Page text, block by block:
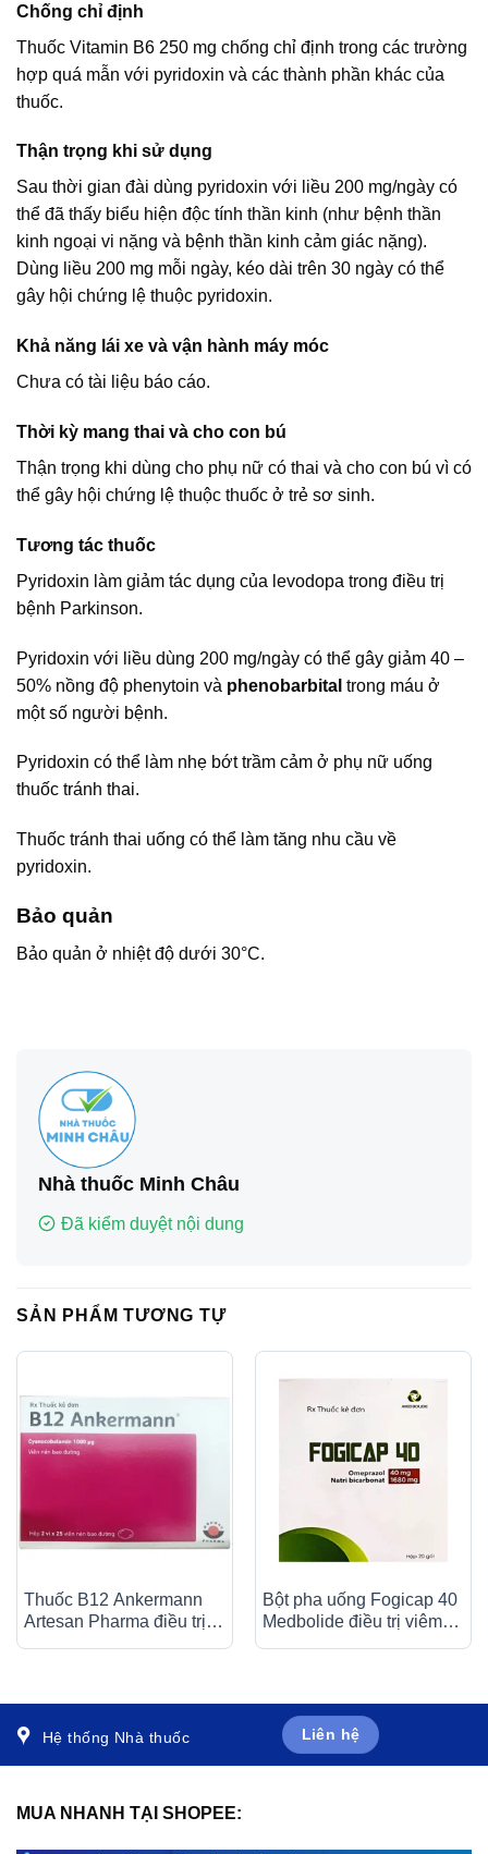
Chống chỉ định
Thuốc Vitamin B6 250 mg chống chỉ định trong các trường
hợp quá mẫn với pyridoxin và các thành phần khác của
thuốc.
Thận trọng khi sử dụng
Sau thời gian đài dùng pyridoxin với liều 200 mg/ngày có
thể đã thấy biểu hiện độc tính thần kinh (như bệnh thần
kinh ngoại vi nặng và bệnh thần kinh cảm giác nặng).
Dùng liều 200 mg mỗi ngày, kéo dài trên 30 ngày có thể
gây hội chứng lệ thuộc pyridoxin.
Khả năng lái xe và vận hành máy móc
Chưa có tài liệu báo cáo.
Thời kỳ mang thai và cho con bú
Thận trọng khi dùng cho phụ nữ có thai và cho con bú vì có
thể gây hội chứng lệ thuộc thuốc ở trẻ sơ sinh.
Tương tác thuốc
Pyridoxin làm giảm tác dụng của levodopa trong điều trị
bệnh Parkinson.
Pyridoxin với liều dùng 200 mg/ngày có thể gây giảm 40 –
50% nồng độ phenytoin và phenobarbital trong máu ở
một số người bệnh.
Pyridoxin có thể làm nhẹ bớt trầm cảm ở phụ nữ uống
thuốc tránh thai.
Thuốc tránh thai uống có thể làm tăng nhu cầu về
pyridoxin.
Bảo quản
Bảo quản ở nhiệt độ dưới 30°C.
Nhà thuốc Minh Châu
Đã kiểm duyệt nội dung
SẢN PHẨM TƯƠNG TỰ
Thuốc B12 Ankermann
Artesan Pharma điều trị
Bột pha uống Fogicap 40
Medbolide điều trị viêm
Hệ thống Nhà thuốc Liên hệ
MUA NHANH TẠI SHOPEE: